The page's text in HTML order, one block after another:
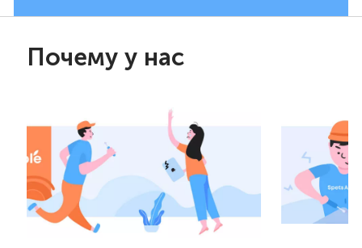
Почему у нас